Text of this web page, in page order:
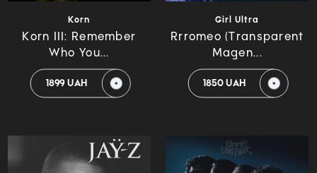
Korn
Korn III: Remember
Who You...
1899 UAH
Girl Ultra
Rrromeo (Transparent
Magen...
1850 UAH